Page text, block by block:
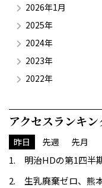
2026年1月
2025年
2024年
2023年
2022年
アクセスランキン
昨日 先週 先月
明治HDの第1四半
生乳廃棄ゼロ、熊